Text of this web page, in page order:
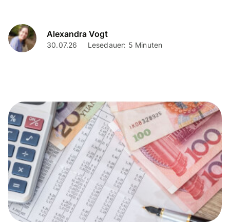
Alexandra Vogt
30.07.26 Lesedauer: 5 Minuten